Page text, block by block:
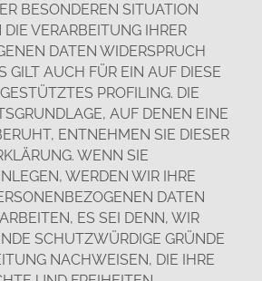
BESONDEREN SITUATION
DIE VERARBEITUNG IHRER
DATEN WIDERSPRUCH
GILT AUCH FÜR EIN AUF DIESE
PROFILING. DIE
AUF DENEN EINE
ENTNEHMEN SIE DIESER
WENN SIE
WERDEN WIR IHRE
DATEN
ES SEI DENN, WIR
SCHUTZWÜRDIGE GRÜNDE
NACHWEISEN, DIE IHRE